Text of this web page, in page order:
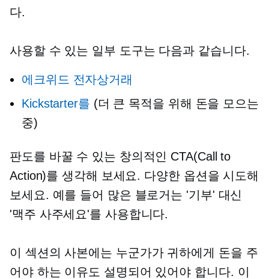
다.
사용할 수 있는 일부 도구는 다음과 같습니다.
에크위드 전자상거래
Kickstarter를 (더 큰 목적을 위해 돈을 모으는
중)
판도를 바꿀 수 있는 창의적인 CTA(Call to
Action)를 생각해 보세요. 다양한 옵션을 시도해
보세요. 예를 들어 많은 블로거는 '기부' 대신
'맥주 사주세요'를 사용합니다.
이 섹션의 사본에는 누군가가 귀하에게 돈을 주
어야 하는 이유도 설명되어 있어야 합니다. 이